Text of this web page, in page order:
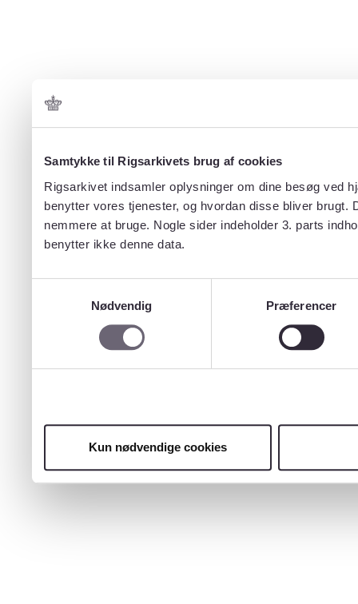
Samtykke til Rigsarkivets brug af cookies
Rigsarkivet indsamler oplysninger om dine besøg ved
benytter vores tjenester, og hvordan disse bliver
nemmere at bruge. Nogle sider indeholder 3. parts
benytter ikke denne data.
Nødvendig
Præferencer
Kun nødvendige cookies